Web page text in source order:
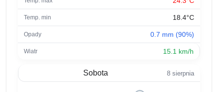
18.4°C
0.7 mm (90%)
15.1 km/h
Sobota 8 sierpnia